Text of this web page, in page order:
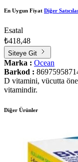
En Uygun Fiyat Diğer
Esatal
₺418,48
Siteye Git
Marka : Ocean
Barkod :
D vitamini, vücutta
vitamindir.
Diğer Ürünler